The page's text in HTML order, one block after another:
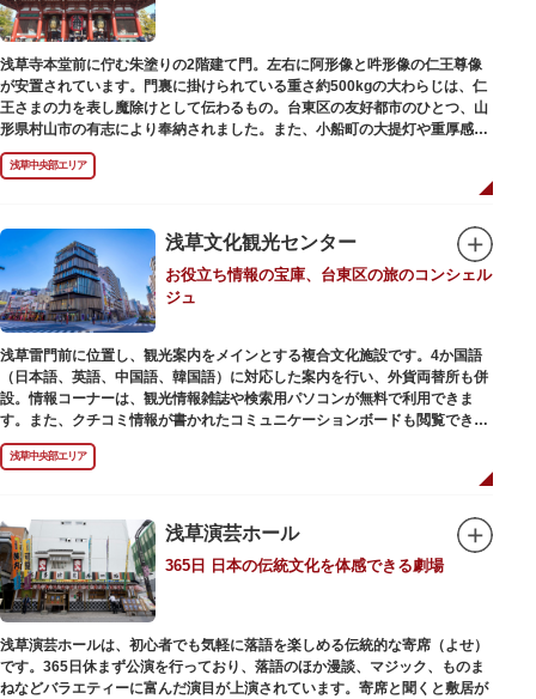
スカイツリーまでの最短距離ルートのひとつ。歩道橋の途中にあるガラス床
から隅田川を見下ろしたり、すぐ横を走る電車の迫力を楽しんだり、隅田川
散策にいかがでしょうか。
浅草寺本堂前に佇む朱塗りの2階建て門。左右に阿形像と吽形像の仁王尊像
が安置されています。門裏に掛けられている重さ約500kgの大わらじは、仁
王さまの力を表し魔除けとして伝わるもの。台東区の友好都市のひとつ、山
形県村山市の有志により奉納されました。また、小船町の大提灯や重厚感あ
ふれる吊灯篭も存在感を放ち、参拝客を迎えてくれます。
宝蔵門は、平安時代、武蔵守に任命された平公雅（たいらのきみまさ）によ
在の門は1964年にホテルニューオオタニ創始者・大谷米太郎の寄進により本
瓦葺きで再建された（2007年チタン瓦に葺き替え）楼門です。上層部には仏
教の経典である『元版⼀切経（げんばんいっさいきょう）』や寺宝が収蔵さ
れています。
浅草中央部エリア
浅草文化観光センター
お役立ち情報の宝庫、台東区の旅のコンシェル
ジュ
浅草雷門前に位置し、観光案内をメインとする複合文化施設です。4か国語
（日本語、英語、中国語、韓国語）に対応した案内を行い、外貨両替所も併
設。情報コーナーは、観光情報雑誌や検索用パソコンが無料で利用できま
す。また、クチコミ情報が書かれたコミュニケーションボードも閲覧できる
ので、とっておきの旅のヒントを得られるかも。多目的スペースでは、映像
を活用し台東区のみどころやイベント、歴史、文化を紹介。通常、イスが配
仲見世や、隅田川や東京スカイツリーも一望できるビュースポットとなって
います。
浅草の街並みに溶け込む平屋を重ねたようなおしゃれな外観は、日本を代表
する建築家・隈研吾氏によるデザイン。木の温もりあふれる空間は、初めて
日本を訪れる海外ツーリストにも優しい印象を与えています。
浅草中央部エリア
浅草演芸ホール
365日 日本の伝統文化を体感できる劇場
浅草演芸ホールは、初心者でも気軽に落語を楽しめる伝統的な寄席（よせ）
です。365日休まず公演を行っており、落語のほか漫談、マジック、ものま
ねなどバラエティーに富んだ演目が上演されています。寄席と聞くと敷居が